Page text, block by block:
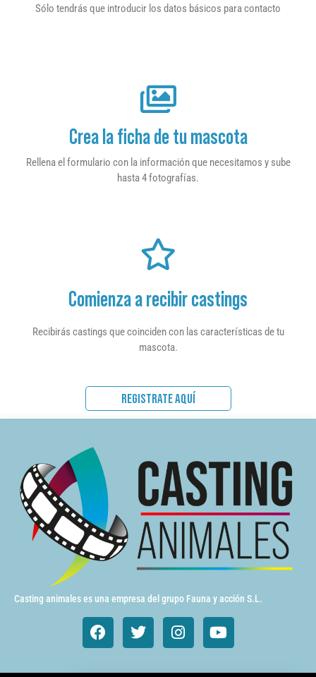
Sólo tendrás que introducir los datos básicos para contacto
Crea la ficha de tu mascota
Rellena el formulario con la información que necesitamos y sube
hasta 4 fotografías.
Comienza a recibir castings
Recibirás castings que coinciden con las características de tu
mascota.
REGISTRATE AQUÍ
Casting animales es una empresa del grupo Fauna y acción S.L.